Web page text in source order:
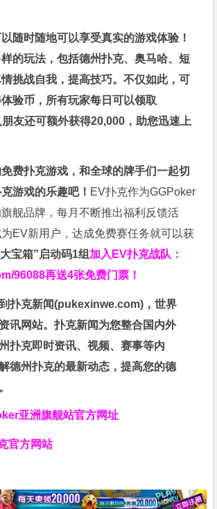
随时随地可以享受真实的游戏体验！
的玩法，包括德州扑克、奥马哈、短
挑战自我，提高技巧。不仅如此，可
验币，所有玩家每日可以领取
友还可额外获得20,000，助您迅速上
费扑克游戏，和全球的牌手们一起切
游戏的乐趣吧！ EV扑克作为GGPoker
舰品牌，每月不断推出福利反馈活
EV新用户，达成免费赛任务就可以获
宝箱”启动码1组 加入EV扑克战队：
96088再送4张免费门票！
扑克新闻(pukexinwe.com)，世界
讯网站。扑克新闻为您整合国内外
扑克即时资讯、视频、赛事等内
德州扑克的最新动态，提高您的德
亚洲旗舰站官方网址
官方网站